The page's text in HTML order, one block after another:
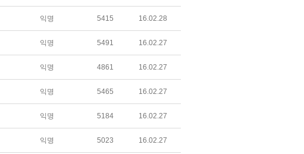
익명 5415 16.02.28
익명 5491 16.02.27
익명 4861 16.02.27
익명 5465 16.02.27
익명 5184 16.02.27
익명 5023 16.02.27